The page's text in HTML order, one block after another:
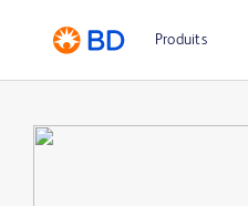
Produits